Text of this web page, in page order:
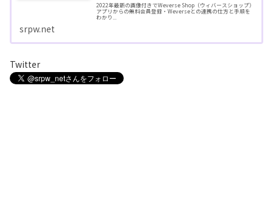
2022年最新の画像付きでWeverse Shop（ウィバースショップ）
アプリからの無料会員登録・Weverseとの連携の仕方と手順を
わかり...
srpw.net
Twitter